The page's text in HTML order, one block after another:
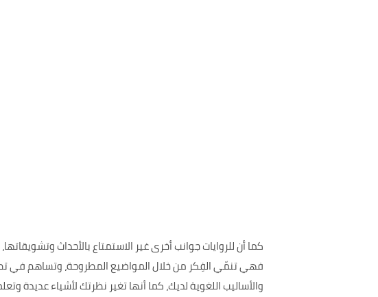
كما أن للروايات جوانب أخرى غير الاستمتاع بالأحداث وتشويقاتها،
فهي تنمّي الفِكر من خلال المواضيع المطروحة، وتساهم في
والأساليب اللغوية لديك، كما أنها تغير نظرتك لأشياء عديدة